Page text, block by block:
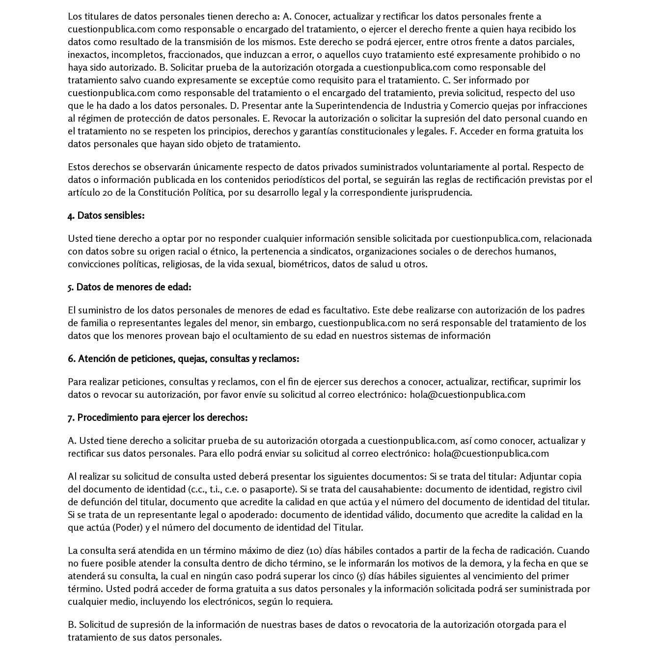
Los titulares de datos personales tienen derecho a: A. Conocer, actualizar y rectificar los datos personales frente a
cuestionpublica.com como responsable o encargado del tratamiento, o ejercer el derecho frente a quien haya recibido los
datos como resultado de la transmisión de los mismos. Este derecho se podrá ejercer, entre otros frente a datos parciales,
inexactos, incompletos, fraccionados, que induzcan a error, o aquellos cuyo tratamiento esté expresamente prohibido o no
haya sido autorizado. B. Solicitar prueba de la autorización otorgada a cuestionpublica.com como responsable del
tratamiento salvo cuando expresamente se exceptúe como requisito para el tratamiento. C. Ser informado por
cuestionpublica.com como responsable del tratamiento o el encargado del tratamiento, previa solicitud, respecto del uso
que le ha dado a los datos personales. D. Presentar ante la Superintendencia de Industria y Comercio quejas por infracciones
al régimen de protección de datos personales. E. Revocar la autorización o solicitar la supresión del dato personal cuando en
el tratamiento no se respeten los principios, derechos y garantías constitucionales y legales. F. Acceder en forma gratuita los
datos personales que hayan sido objeto de tratamiento.
Estos derechos se observarán únicamente respecto de datos privados suministrados voluntariamente al portal. Respecto de
datos o información publicada en los contenidos periodísticos del portal, se seguirán las reglas de rectificación previstas por el
artículo 20 de la Constitución Política, por su desarrollo legal y la correspondiente jurisprudencia.
4. Datos sensibles:
Usted tiene derecho a optar por no responder cualquier información sensible solicitada por cuestionpublica.com, relacionada
con datos sobre su origen racial o étnico, la pertenencia a sindicatos, organizaciones sociales o de derechos humanos,
convicciones políticas, religiosas, de la vida sexual, biométricos, datos de salud u otros.
5. Datos de menores de edad:
El suministro de los datos personales de menores de edad es facultativo. Este debe realizarse con autorización de los padres
de familia o representantes legales del menor, sin embargo, cuestionpublica.com no será responsable del tratamiento de los
datos que los menores provean bajo el ocultamiento de su edad en nuestros sistemas de información
6. Atención de peticiones, quejas, consultas y reclamos:
Para realizar peticiones, consultas y reclamos, con el fin de ejercer sus derechos a conocer, actualizar, rectificar, suprimir los
datos o revocar su autorización, por favor envíe su solicitud al correo electrónico: hola@cuestionpublica.com
7. Procedimiento para ejercer los derechos:
A. Usted tiene derecho a solicitar prueba de su autorización otorgada a cuestionpublica.com, así como conocer, actualizar y
rectificar sus datos personales. Para ello podrá enviar su solicitud al correo electrónico: hola@cuestionpublica.com
Al realizar su solicitud de consulta usted deberá presentar los siguientes documentos: Si se trata del titular: Adjuntar copia
del documento de identidad (c.c., t.i., c.e. o pasaporte). Si se trata del causahabiente: documento de identidad, registro civil
de defunción del titular, documento que acredite la calidad en que actúa y el número del documento de identidad del titular.
Si se trata de un representante legal o apoderado: documento de identidad válido, documento que acredite la calidad en la
que actúa (Poder) y el número del documento de identidad del Titular.
La consulta será atendida en un término máximo de diez (10) días hábiles contados a partir de la fecha de radicación. Cuando
no fuere posible atender la consulta dentro de dicho término, se le informarán los motivos de la demora, y la fecha en que se
atenderá su consulta, la cual en ningún caso podrá superar los cinco (5) días hábiles siguientes al vencimiento del primer
término. Usted podrá acceder de forma gratuita a sus datos personales y la información solicitada podrá ser suministrada por
cualquier medio, incluyendo los electrónicos, según lo requiera.
B. Solicitud de supresión de la información de nuestras bases de datos o revocatoria de la autorización otorgada para el
tratamiento de sus datos personales.